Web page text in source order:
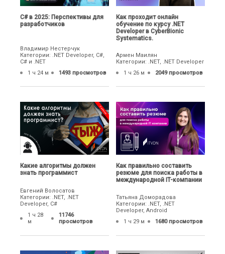
C# в 2025: Перспективы для
разработчиков
Владимир Нестерчук
Категории: .NET Developer, C#,
C# и .NET
1 ч 24 м
1493 просмотров
Как проходит онлайн
обучение по курсу .NET
Developer в CyberBionic
Systematics.
Армен Маилян
Категории: .NET, .NET Developer
1 ч 26 м
2049 просмотров
Какие алгоритмы должен
знать программист
Евгений Волосатов
Категории: .NET, .NET
Developer, C#
1 ч 28
м
11746
просмотров
Как правильно составить
резюме для поиска работы в
международной IT-компании
Татьяна Доморадова
Категории: .NET, .NET
Developer, Android
1 ч 29 м
1680 просмотров